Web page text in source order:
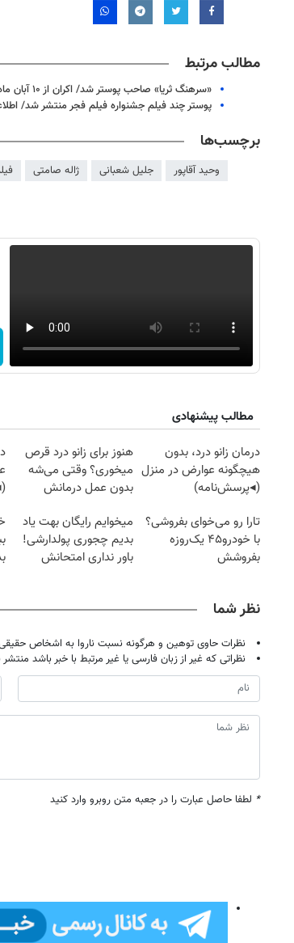
مطالب مرتبط
«سرهنگ ثریا» صاحب پوستر شد/ اکران از ۱۰ آبان ماه
پوستر چند فیلم جشنواره فیلم فجر منتشر شد/
برچسب‌ها
وحید آقاپور جلیل شعبانی ژاله صامتی
مطالب پیشنهادی
درمان زانو درد، بدون
هیچگونه عوارض در منزل
(◂پرسش‌نامه)
هنوز برای زانو درد قرص
میخوری؟ وقتی می‌شه
بدون عمل درمانش
تارا رو می‌خوای بفروشی؟
با خودرو۴۵ یک‌روزه
بفروشش
میخوایم رایگان بهت یاد
بدیم چجوری پولدارشی!
باور نداری امتحانش
نظر شما
نظرات حاوی توهین و هرگونه نسبت ناروا به اشخاص
نظراتی که غیر از زبان فارسی یا غیر مرتبط با خبر باشد
* لطفا حاصل عبارت را در جعبه متن روبرو وارد کنید